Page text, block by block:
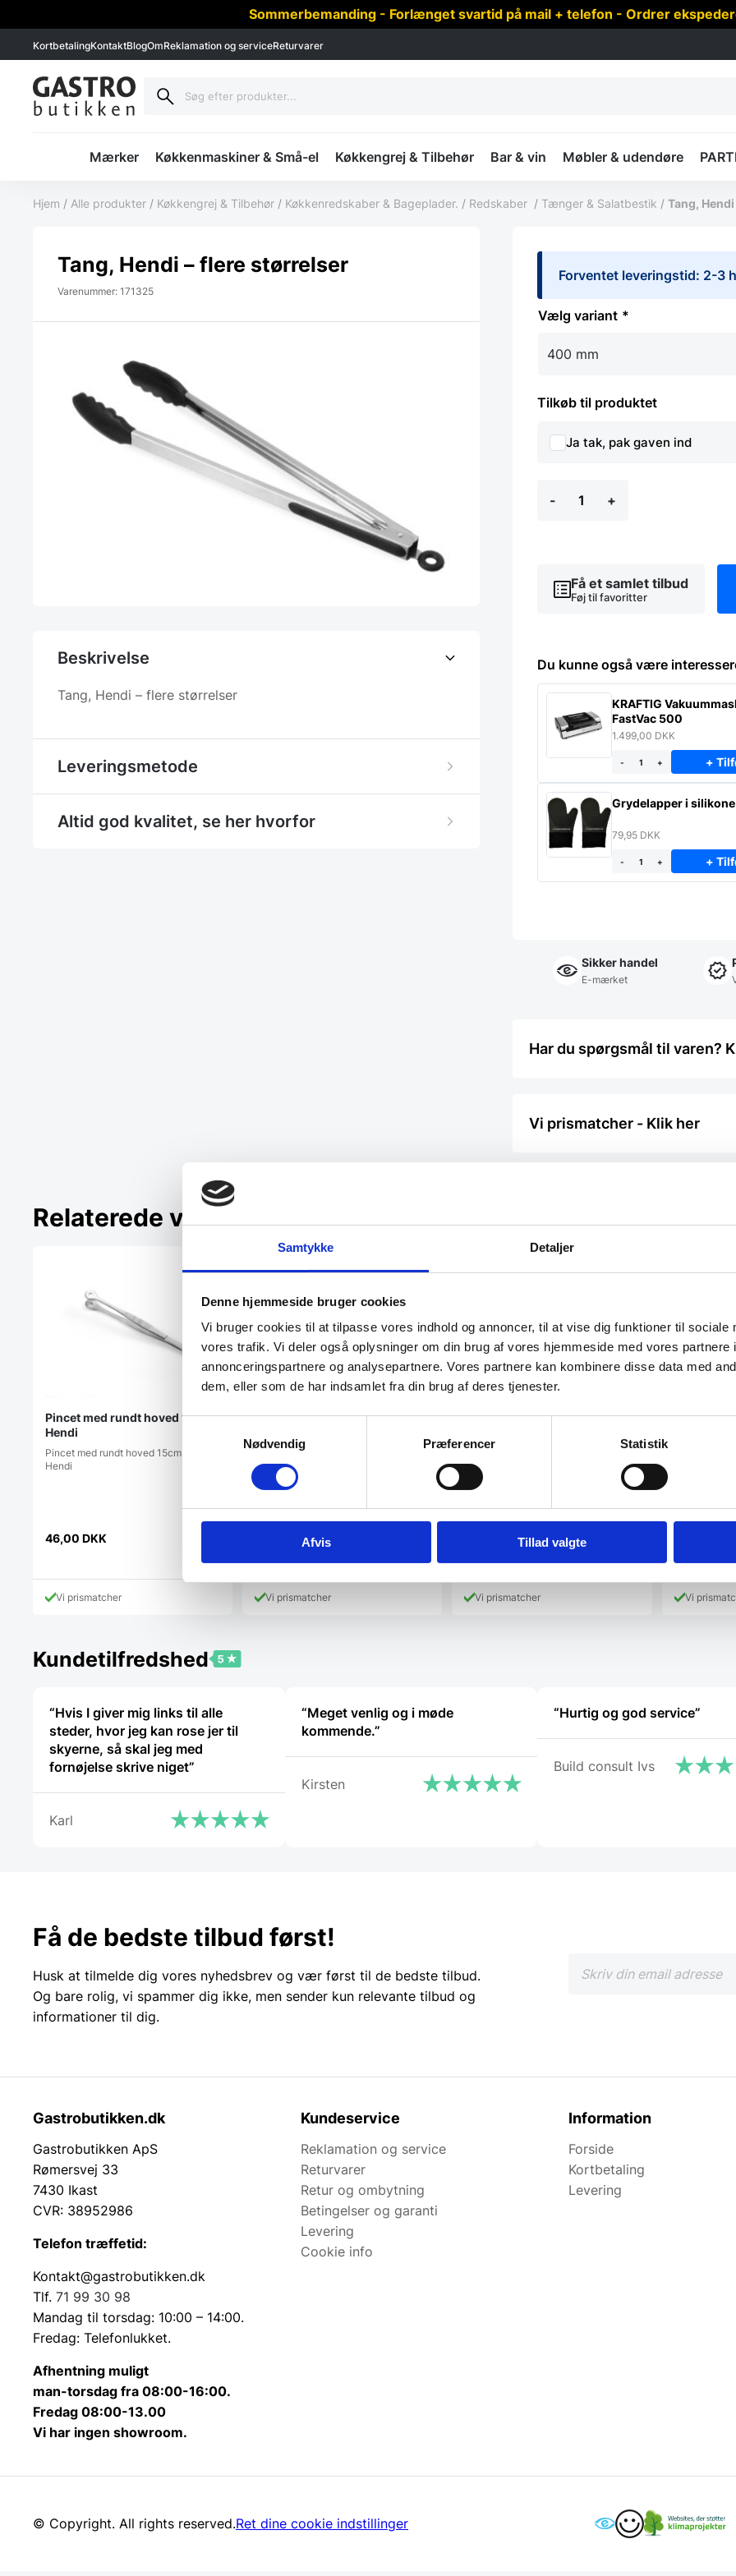
Samtykke Detaljer
Denne hjemmeside bruger cookies
Vi bruger cookies til at tilpasse vores indhold og annoncer, til at vise dig funktioner til sociale
vores trafik. Vi deler også oplysninger om din brug af vores hjemmeside med vores partnere
annonceringspartnere og analysepartnere. Vores partnere kan kombinere disse data med
dem, eller som de har indsamlet fra din brug af deres tjenester.
Nødvendig
Præferencer Statistik
Afvis Tillad valgte
Sommerbemanding - Forlænget svartid på mail + telefon - Ordrer
KortbetalingKontaktBlogOmReklamation og serviceReturvarer
Mærker Køkkenmaskiner & Små-el Køkkengrej & Tilbehør Bar & vin Møbler & udendøre
Hjem / Alle produkter / Køkkengrej & Tilbehør / Køkkenredskaber & Bageplader. / Redskaber / Tænger & Salatbestik / Tang,
Tang, Hendi – flere størrelser
Varenummer: 171325
Beskrivelse
Tang, Hendi – flere størrelser
Leveringsmetode
Altid god kvalitet, se her hvorfor
Forventet leveringstid: 2-3
variant
Tilkøb til produktet
Ja tak, pak gaven ind
-
Hendi
+
Få et samlet tilbud
Føj til favoritter
Du kunne også være
KRAFTIG
FastVac 500
1.499,00 DKK
- + +
Grydelapper i silikone
79,95 DKK
- + +
Sikker handel
E-mærket
Har du spørgsmål til varen?
Vi prismatcher - Klik her
Relaterede varer
Pincet med rundt hoved 15cm,
Hendi
Pincet med rundt hoved 15cm fra
Hendi
46,00 DKK
Vi prismatcher
SPAR 21%
Zwilling Dinner Salattang – 24
cm.
Zwilling Dinner Salattang - 24 cm.
oprindelige
pris
159,95 DKK.
DKK
Den
pris
er:Vi prismatcher
Grillbarens foretrukne grilltang.Måler
24 cm
DKK
Vi prismatcher
Tang til
Vi
Kundetilfredshed
“Hvis I giver mig links til alle
steder, hvor jeg kan rose jer til
skyerne, så skal jeg med
fornøjelse skrive niget”
Karl
“Meget venlig og i møde
kommende.”
Kirsten
“Hurtig og god service”
Build consult Ivs
Få de bedste tilbud først!
Husk at tilmelde dig vores nyhedsbrev og vær først til de bedste tilbud.
Og bare rolig, vi spammer dig ikke, men sender kun relevante tilbud og
informationer til dig.
Gastrobutikken.dk
Gastrobutikken ApS
Rømersvej 33
7430 Ikast
CVR: 38952986
Telefon træffetid:
Kontakt@gastrobutikken.dk
Tlf. 71 99 30 98
Mandag til torsdag: 10:00 – 14:00.
Fredag: Telefonlukket.
Afhentning muligt
man-torsdag fra 08:00-16:00.
Fredag 08:00-13.00
Vi har ingen showroom.
Kundeservice
Reklamation og service
Returvarer
Retur og ombytning
Betingelser og garanti
Levering
Cookie info
Information
Forside
Kortbetaling
Levering
© Copyright. All rights reserved.Ret dine cookie indstillinger